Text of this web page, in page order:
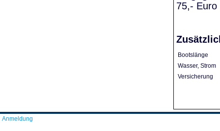
75,- Euro
Bootslänge
Wasser, Strom
Versicherung
Anmeldung